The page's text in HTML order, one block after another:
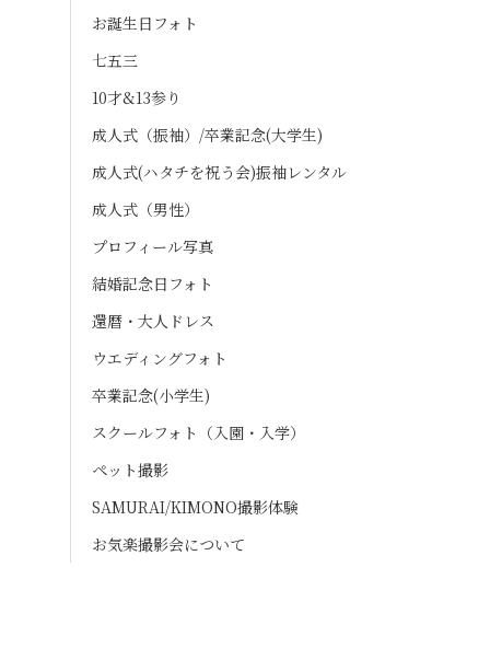
お誕生日フォト
七五三
10才&13参り
成人式（振袖）/卒業記念(大学生)
成人式(ハタチを祝う会)振袖レンタル
成人式（男性）
プロフィール写真
結婚記念日フォト
還暦・大人ドレス
ウエディングフォト
卒業記念(小学生)
スクールフォト（入園・入学）
ペット撮影
SAMURAI/KIMONO撮影体験
お気楽撮影会について